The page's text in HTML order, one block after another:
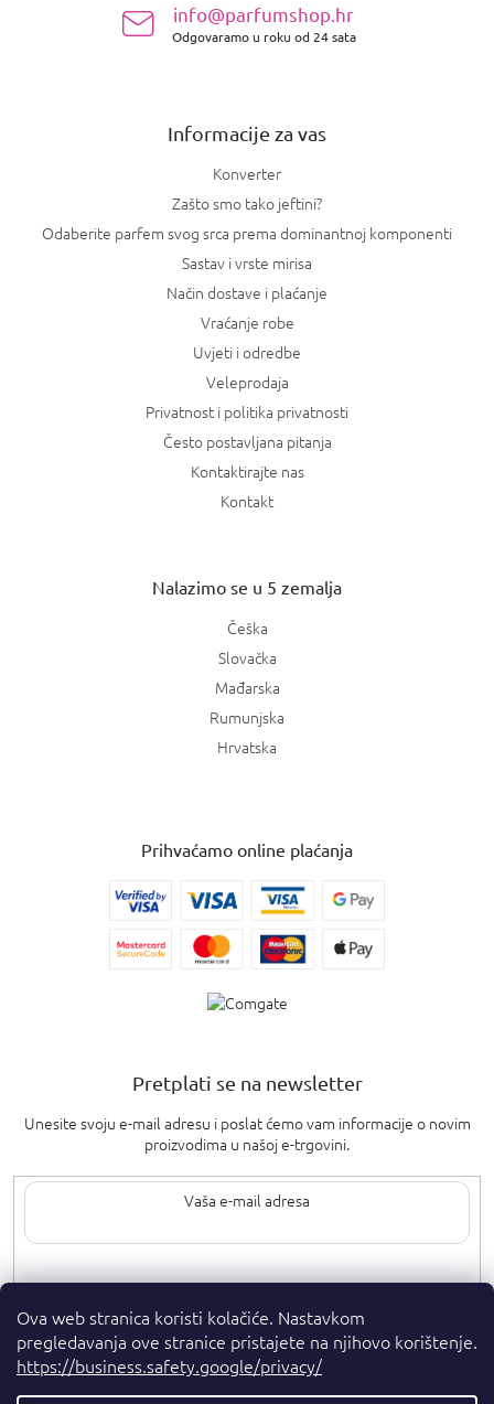
Ova web stranica koristi kolačiće. Nastavkom
pregledavanja ove stranice pristajete na njihovo korištenje.
https://business.safety.google/privacy/
info@parfumshop.hr
Odgovaramo u roku od 24 sata
Informacije za vas
Konverter
Zašto smo tako jeftini?
Odaberite parfem svog srca prema dominantnoj komponenti
Sastav i vrste mirisa
Način dostave i plaćanje
Vraćanje robe
Uvjeti i odredbe
Veleprodaja
Privatnost i politika privatnosti
Često postavljana pitanja
Kontaktirajte nas
Kontakt
Nalazimo se u 5 zemalja
Češka
Slovačka
Mađarska
Rumunjska
Hrvatska
Prihvaćamo online plaćanja
Pretplati se na newsletter
Unesite svoju e-mail adresu i poslat ćemo vam informacije o novim
proizvodima u našoj e-trgovini.
Upisom svoje e-pošte pristajete nauvjete privatnosti.